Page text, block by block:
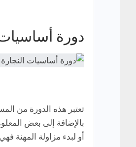
دورة أساسيات
تعتبر هذه الدورة من
بالإضافة إلى بعض
أو لبدء مزاولة